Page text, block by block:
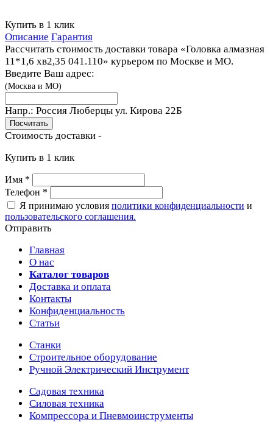
Купить в 1 клик
Описание Гарантия
Рассчитать стоимость доставки товара «Головка алмазная
11*1,6 хв2,35 041.110» курьером по Москве и МО.
Введите Ваш адрес:
(Москва и МО)
Напр.: Россия Люберцы ул. Кирова 22Б
Стоимость доставки -
Купить в 1 клик
Имя *
Телефон *
Я принимаю условия политики конфиденциальности и
пользовательского соглашения.
Отправить
Главная
О нас
Каталог товаров
Доставка и оплата
Контакты
Конфиденциальность
Статьи
Станки
Строительное оборудование
Ручной Электрический Инструмент
Садовая техника
Силовая техника
Компрессора и Пневмоинструменты